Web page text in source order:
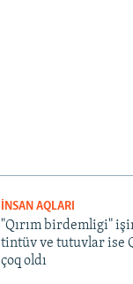
İNSAN AQLARI
"Qırım birdemligi"
tintüv ve tutuvlar ise
çoq oldı